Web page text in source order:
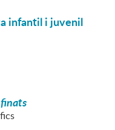
infantil i juvenil